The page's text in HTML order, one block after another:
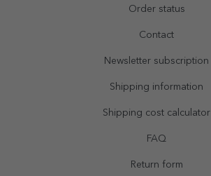
Order status
Contact
Newsletter subscription
Shipping information
Shipping cost calculator
FAQ
Return form